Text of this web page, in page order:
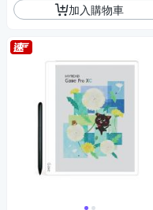
加入購物車